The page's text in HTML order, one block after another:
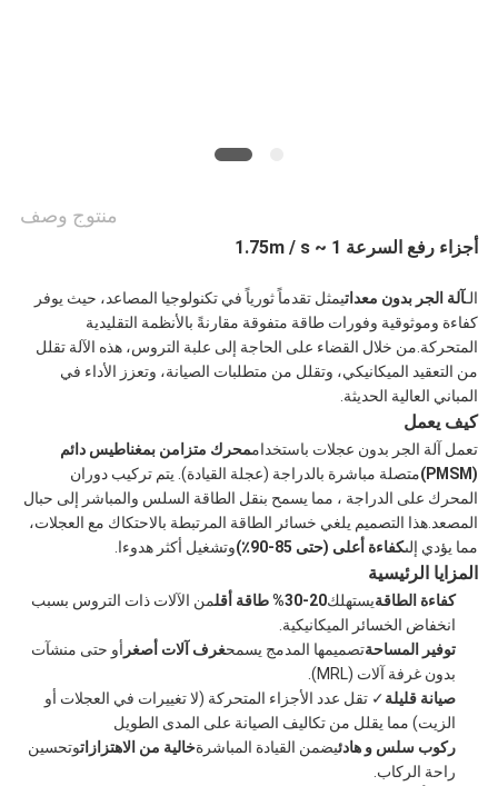
منتوج وصف
أجزاء رفع السرعة 1 ~ 1.75m / s
الـآلة الجر بدون معداتيمثل تقدماً ثورياً في تكنولوجيا المصاعد، حيث يوفر
كفاءة وموثوقية وفورات طاقة متفوقة مقارنةً بالأنظمة التقليدية
المتحركة.من خلال القضاء على الحاجة إلى علبة التروس، هذه الآلة تقلل
من التعقيد الميكانيكي، وتقلل من متطلبات الصيانة، وتعزز الأداء في
المباني العالية الحديثة.
كيف يعمل
تعمل آلة الجر بدون عجلات باستخداممحرك متزامن بمغناطيس دائم
(PMSM)
متصلة مباشرة بالدراجة (عجلة القيادة). يتم تركيب دوران
المحرك على الدراجة ، مما يسمح بنقل الطاقة السلس والمباشر إلى حبال
المصعد.هذا التصميم يلغي خسائر الطاقة المرتبطة بالاحتكاك مع العجلات،
مما يؤدي إلىكفاءة أعلى (حتى 85-90٪) وتشغيل أكثر هدوءا.
المزايا الرئيسية
كفاءة الطاقةيستهلك20-30% طاقة أقل
من الآلات ذات التروس بسبب
انخفاض الخسائر الميكانيكية.
توفير المساحةتصميمها المدمج يسمحغرف آلات أصغر أو حتى منشآت
بدون غرفة آلات (MRL).
صيانة قليلة✓ تقل عدد الأجزاء المتحركة (لا تغييرات في العجلات أو
الزيت) مما يقلل من تكاليف الصيانة على المدى الطويل
ركوب سلس و هادئيضمن القيادة المباشرةخالية من الاهتزازاتوتحسين
راحة الركاب.